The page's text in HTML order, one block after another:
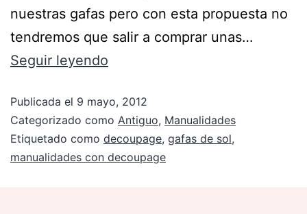
nuestras gafas pero con esta propuesta no
tendremos que salir a comprar unas…
Seguir leyendo
Publicada el 9 mayo, 2012
Categorizado como Antiguo, Manualidades
Etiquetado como decoupage, gafas de sol,
manualidades con decoupage